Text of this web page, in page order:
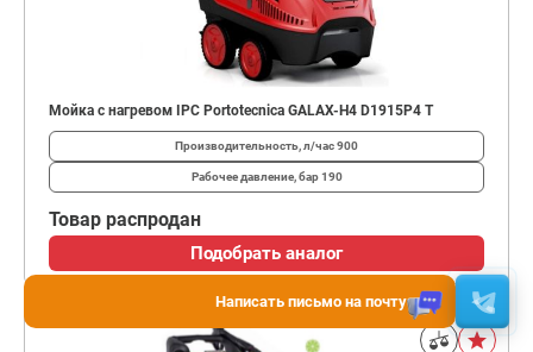
Мойка с нагревом IPC Portotecnica GALAX-H4 D1915P4 T
Производительность, л/час900
Рабочее давление, бар190
Товар распродан
Подобрать аналог
Написать письмо на почту